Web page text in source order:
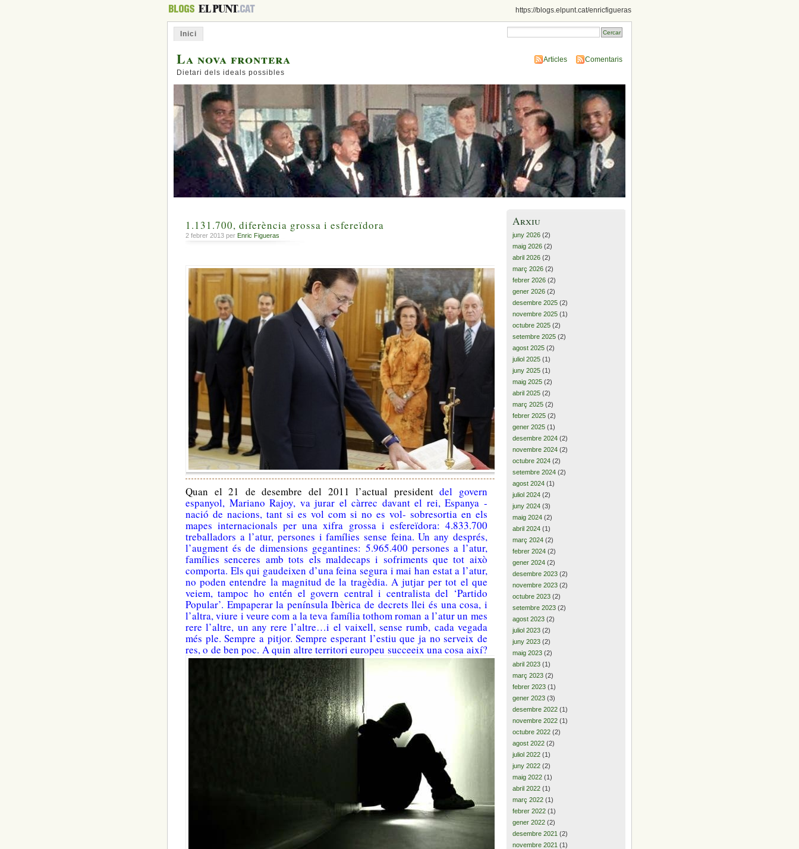
https://blogs.elpunt.cat/enricfigueras
Inici
La nova frontera
Dietari dels ideals possibles
Articles Comentaris
1.131.700, diferència grossa i esfereïdora
2 febrer 2013 per Enric Figueras
Quan el 21 de desembre del 2011 l’actual presidentdel govern
espanyol, Mariano Rajoy, va jurar el càrrec davant el rei, Espanya -
nació de nacions, tant si es vol com si no es vol- sobresortia en els
mapes internacionals per una xifra grossa i esfereïdora: 4.833.700
treballadors a l’atur, persones i famílies sense feina. Un any després,
l’augment és de dimensions gegantines: 5.965.400 persones a l’atur,
famílies senceres amb tots els maldecaps i sofriments que tot això
comporta. Els qui gaudeixen d’una feina segura i mai han estat a l’atur,
no poden entendre la magnitud de la tragèdia. A jutjar per tot el que
veiem, tampoc ho entén el govern central i centralista del ‘Partido
Popular’. Empaperar la península Ibèrica de decrets llei és una cosa, i
l’altra, viure i veure com a la teva família tothom roman a l’atur un mes
rere l’altre, un any rere l’altre…i el vaixell, sense rumb, cada vegada
més ple. Sempre a pitjor. Sempre esperant l’estiu que ja no serveix de
res, o de ben poc. A quin altre territori europeu succeeix una cosa així?
Arxiu
juny 2026 (2)
maig 2026 (2)
abril 2026 (2)
març 2026 (2)
febrer 2026 (2)
gener 2026 (2)
desembre 2025 (2)
novembre 2025 (1)
octubre 2025 (2)
setembre 2025 (2)
agost 2025 (2)
juliol 2025 (1)
juny 2025 (1)
maig 2025 (2)
abril 2025 (2)
març 2025 (2)
febrer 2025 (2)
gener 2025 (1)
desembre 2024 (2)
novembre 2024 (2)
octubre 2024 (2)
setembre 2024 (2)
agost 2024 (1)
juliol 2024 (2)
juny 2024 (3)
maig 2024 (2)
abril 2024 (1)
març 2024 (2)
febrer 2024 (2)
gener 2024 (2)
desembre 2023 (2)
novembre 2023 (2)
octubre 2023 (2)
setembre 2023 (2)
agost 2023 (2)
juliol 2023 (2)
juny 2023 (2)
maig 2023 (2)
abril 2023 (1)
març 2023 (2)
febrer 2023 (1)
gener 2023 (3)
desembre 2022 (1)
novembre 2022 (1)
octubre 2022 (2)
agost 2022 (2)
juliol 2022 (1)
juny 2022 (2)
maig 2022 (1)
abril 2022 (1)
març 2022 (1)
febrer 2022 (1)
gener 2022 (2)
desembre 2021 (2)
novembre 2021 (1)